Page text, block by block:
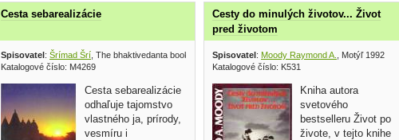
Cesta sebarealizácie
Spisovatel: Šrímad Šrí , The bhaktivedanta book trust 2015
Katalogové číslo: M4269
Cesta sebarealizácie
odhaľuje tajomstvo
vlastného ja, prírody,
vesmíru i
Cesty do minulých životov... Život
pred životom
Spisovatel: Moody Raymond A.
, Motýľ 1992
Katalogové číslo: K531
Kniha autora
svetového
bestselleru Život po
živote, v tejto knihe